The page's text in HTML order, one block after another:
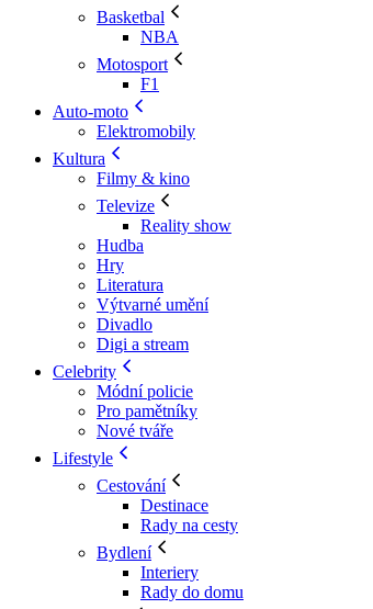
Basketbal
NBA
Motosport
F1
Auto-moto
Elektromobily
Kultura
Filmy & kino
Televize
Reality show
Hudba
Hry
Literatura
Výtvarné umění
Divadlo
Digi a stream
Celebrity
Módní policie
Pro pamětníky
Nové tváře
Lifestyle
Cestování
Destinace
Rady na cesty
Bydlení
Interiery
Rady do domu